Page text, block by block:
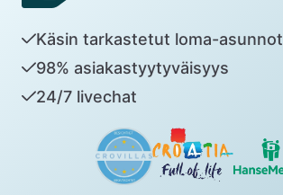
Käsin tarkastetut loma-asunnot
98% asiakastyytyväisyys
24/7 livechat